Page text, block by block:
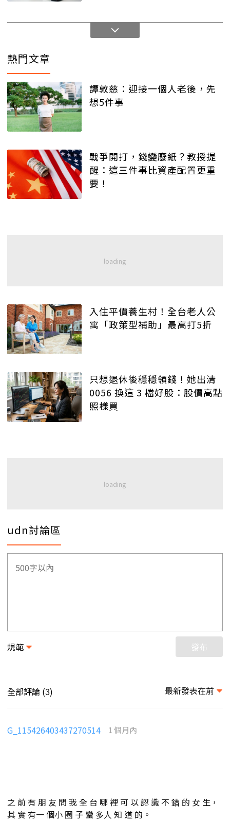
熱門文章
譚敦慈：迎接一個人老後，先
想5件事
戰爭開打，錢變廢紙？教授提
醒：這三件事比資產配置更重
要！
入住平價養生村！全台老人公
寓「政策型補助」最高打5折
只想退休後穩穩領錢！她出清
0056 換這 3 檔好股：股價高點
照樣買
udn討論區
規範 發布
全部評論 (3) 最新發表在前
G_115426403437270514 1 個月內
之 前 有 朋 友 問 我 全 台 哪 裡 可 以 認 識 不 錯 的 女 生，
其 實 有一 個小 圈 子 蠻 多人 知 道 的。